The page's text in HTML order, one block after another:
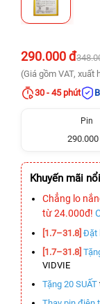
290.000 đ
(Giá gồm VAT,
30 - 45 phút
Pin
Khuyến mãi
Chẳng lo
từ 24.000đ!
[1.7–31.8] Đặt
[1.7–31.8]
VIDVIE
Tặng 20 SUẤT